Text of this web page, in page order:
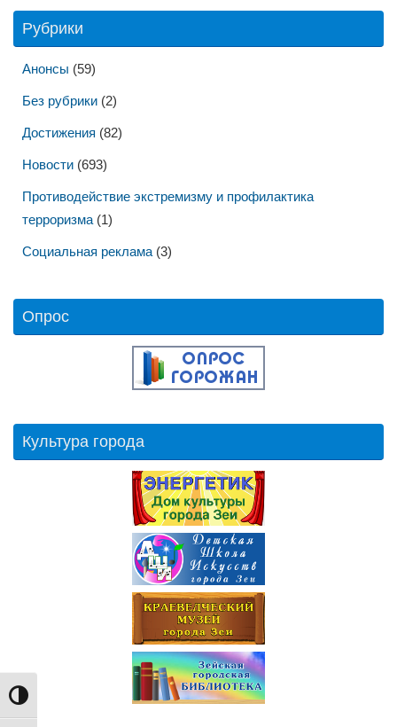
Переключить на высокую контрастность
Рубрики
Анонсы (59)
Без рубрики (2)
Достижения (82)
Новости (693)
Противодействие экстремизму и профилактика
терроризма (1)
Социальная реклама (3)
Опрос
Культура города